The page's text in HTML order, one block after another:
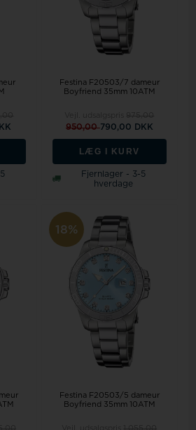
Festina F20503/7 dameur
Boyfriend 35mm 10ATM
950,00790,00 DKK
LÆG I KURV
Fjernlager - 3-5
hverdage
18%
Festina F20503/5 dameur
Boyfriend 35mm 10ATM